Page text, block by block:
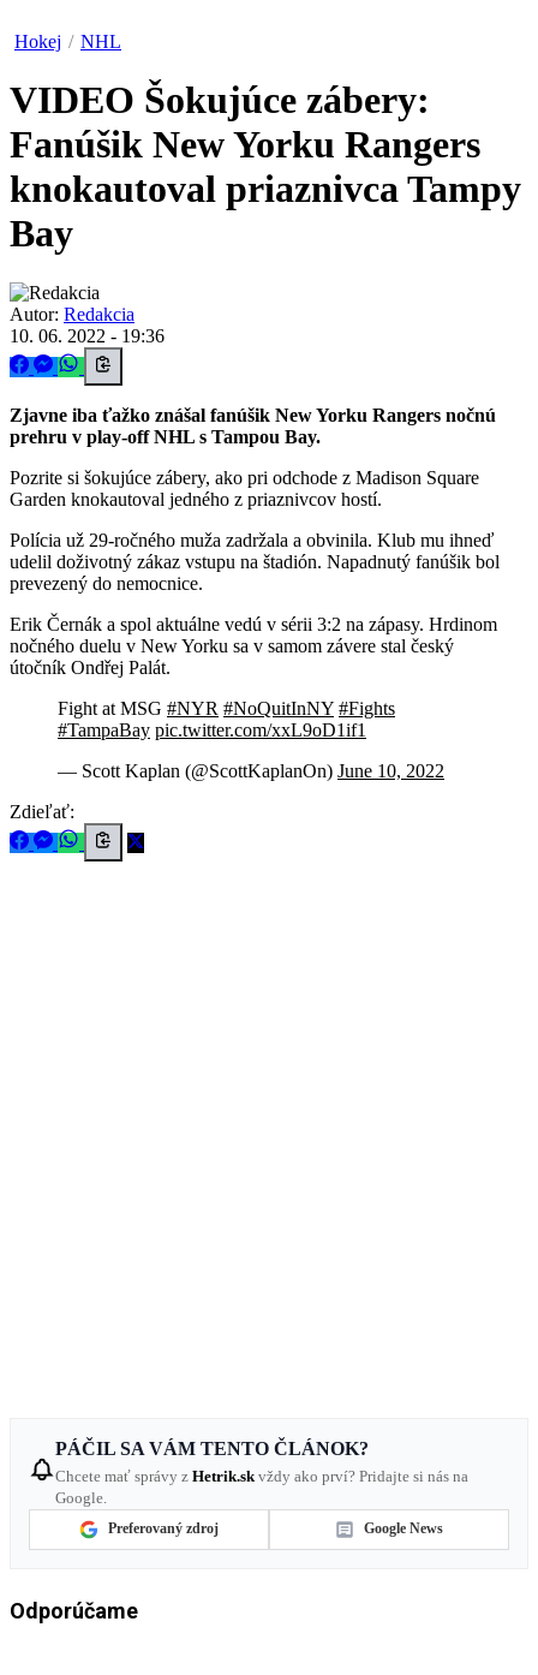
Hokej / NHL
VIDEO Šokujúce zábery:
Fanúšik New Yorku Rangers
knokautoval priaznivca Tampy
Bay
Autor: Redakcia
10. 06. 2022 - 19:36
Zjavne iba ťažko znášal fanúšik New Yorku Rangers nočnú
prehru v play-off NHL s Tampou Bay.
Pozrite si šokujúce zábery, ako pri odchode z Madison Square
Garden knokautoval jedného z priaznivcov hostí.
Polícia už 29-ročného muža zadržala a obvinila. Klub mu ihneď
udelil doživotný zákaz vstupu na štadión. Napadnutý fanúšik bol
prevezený do nemocnice.
Erik Černák a spol aktuálne vedú v sérii 3:2 na zápasy. Hrdinom
nočného duelu v New Yorku sa v samom závere stal český
útočník Ondřej Palát.
Fight at MSG #NYR #NoQuitInNY #Fights
#TampaBay pic.twitter.com/xxL9oD1if1
— Scott Kaplan (@ScottKaplanOn) June 10, 2022
Zdieľať:
PÁČIL SA VÁM TENTO ČLÁNOK?
Chcete mať správy z Hetrik.sk vždy ako prví? Pridajte si nás na
Google.
Preferovaný zdroj Google News
Odporúčame